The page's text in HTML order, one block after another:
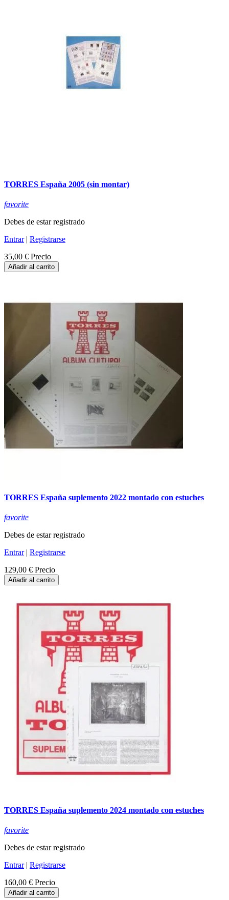
TORRES España 2005 (sin montar)
favorite
Debes de estar registrado
Entrar| Registrarse
35,00 € Precio
Añadir al carrito
TORRES España suplemento 2022 montado con estuches
favorite
Debes de estar registrado
Entrar| Registrarse
129,00 € Precio
Añadir al carrito
TORRES España suplemento 2024 montado con estuches
favorite
Debes de estar registrado
Entrar| Registrarse
160,00 € Precio
Añadir al carrito